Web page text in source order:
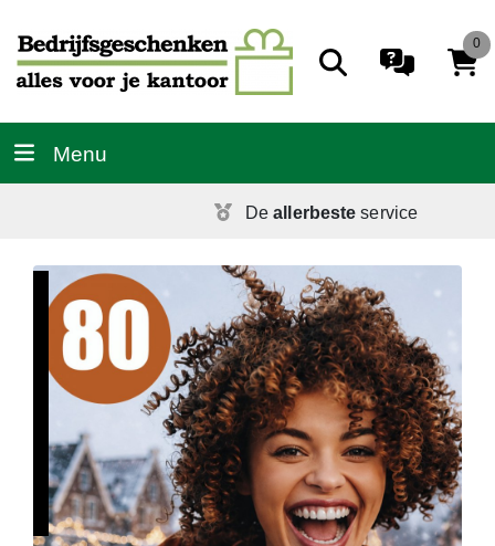
0
Menu
allerbeste service